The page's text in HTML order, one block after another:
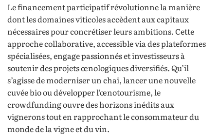
Le financement participatif révolutionne la manière
dont les domaines viticoles accèdent aux capitaux
nécessaires pour concrétiser leurs ambitions. Cette
approche collaborative, accessible via des plateformes
spécialisées, engage passionnés et investisseurs à
soutenir des projets œnologiques diversifiés. Qu’il
s’agisse de moderniser un chai, lancer une nouvelle
cuvée bio ou développer l’œnotourisme, le
crowdfunding ouvre des horizons inédits aux
vignerons tout en rapprochant le consommateur du
monde de la vigne et du vin.